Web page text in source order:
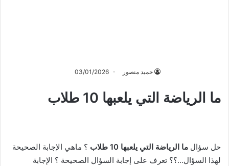
حميد منصور 03/01/2026
ما الرياضة التي يلعبها 10 طلاب
حل سؤال ما الرياضة التي يلعبها 10 طلاب
؟ ماهي الإجابة الصحيحة
لهذا السؤال…؟؟ تعرف على إجابة السؤال الصحيحة ؟ الإجابة